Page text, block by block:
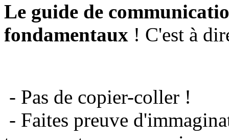
Le guide de
fondamentaux ! C'est à
- Pas de copier-coller !
- Faites preuve